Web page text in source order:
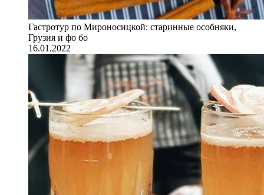
Гастротур по Мироносицкой: старинные особняки,
Грузия и фо бо
16.01.2022